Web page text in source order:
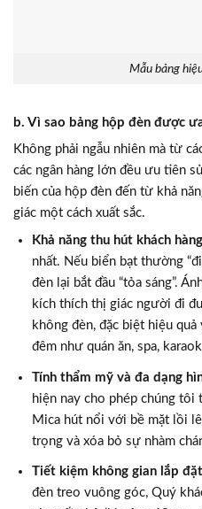
Mẫu bảng
b. Vì sao bảng hộp đèn được
Không phải ngẫu nhiên mà từ
các ngân hàng lớn đều ưu tiên
biến của hộp đèn đến từ khả
giác một cách xuất sắc.
Khả năng thu hút khách
nhất. Nếu biển bạt thường
đèn lại bắt đầu “tỏa sáng”.
kích thích thị giác người đi
không đèn, đặc biệt hiệu
đêm như quán ăn, spa,
Tính thẩm mỹ và đa dạng
hiện nay cho phép chúng tôi
Mica hút nổi với bề mặt lồi
trọng và xóa bỏ sự nhàm
Tiết kiệm không gian lắp
đèn treo vuông góc, Quý